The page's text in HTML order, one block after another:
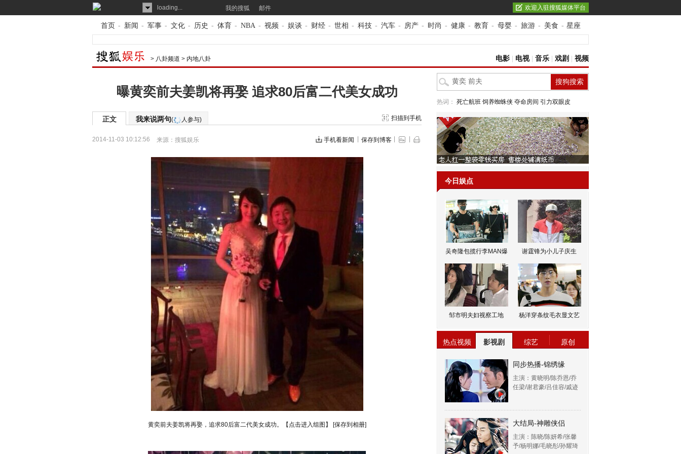
loading... 我的搜狐 邮件 欢迎入驻搜狐媒体平台
首页 - 新闻 - 军事 - 文化 - 历史 - 体育 - NBA - 视频 - 娱谈 - 财经 - 世相 - 科技 - 汽车 - 房产 - 时尚 - 健康 - 教育 - 母婴 - 旅游 - 美食 - 星座
> 八卦频道 > 内地八卦 电影 电视| 音乐 戏剧 视频
曝黄奕前夫姜凯将再娶 追求80后富二代美女成功
正文 我来说两句( 人参与) 扫描到手机
2014-11-03 10:12:56 来源： 搜狐娱乐 手机看新闻 保存到博客
黄奕前夫姜凯将再娶，追求80后富二代美女成功。【点击进入组图】 [保存到相册]
热词： 死亡航班 饲养蜘蛛侠 夺命房间 引力双眼皮
今日娱点
吴奇隆包揽行李MAN爆 谢霆锋为小儿子庆生
邹市明夫妇视察工地 杨洋穿条纹毛衣显文艺
热点视频 影视剧 综艺 原创
同步热播-锦绣缘
主演：黄晓明/陈乔恩/乔
任梁/谢君豪/吕佳容/戚迹
大结局-神雕侠侣
主演：陈晓/陈妍希/张馨
予/杨明娜/毛晓彤/孙耀琦